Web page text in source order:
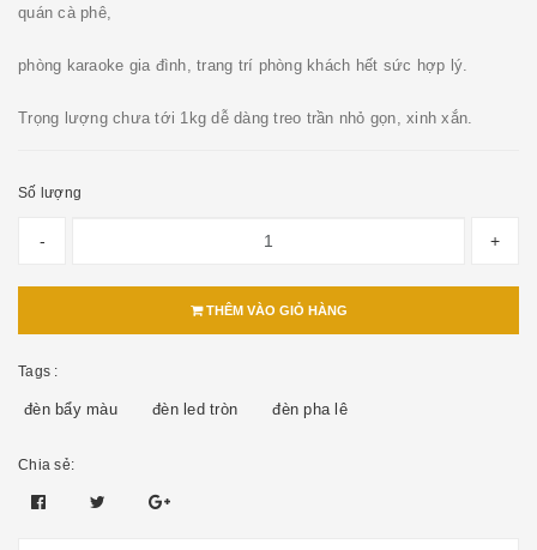
quán cà phê,
phòng karaoke gia đình, trang trí phòng khách hết sức hợp lý.
Trọng lượng chưa tới 1kg dễ dàng treo trần nhỏ gọn, xinh xắn.
Số lượng
- +
THÊM VÀO GIỎ HÀNG
Tags :
đèn bẩy màu đèn led tròn đèn pha lê
Chia sẻ: